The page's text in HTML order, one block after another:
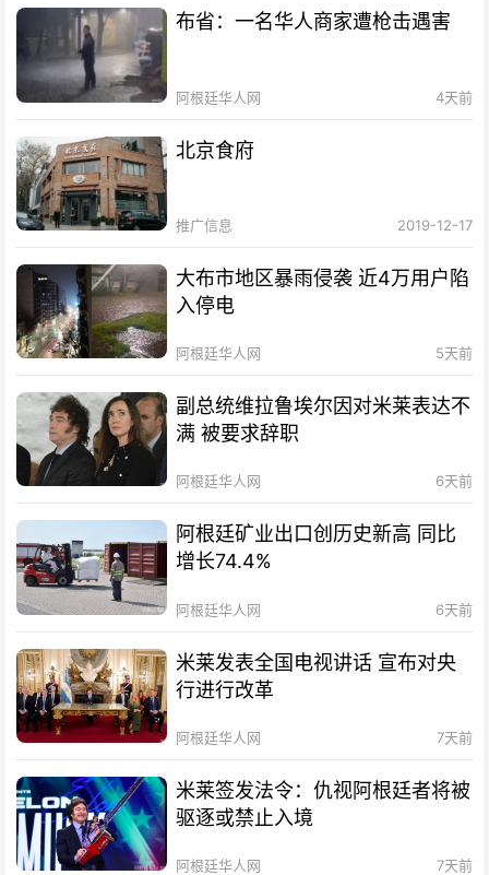
布省：一名华人商家遭枪击遇害
阿根廷华人网 4天前
北京食府
推广信息 2019-12-17
大布市地区暴雨侵袭 近4万用户陷
入停电
阿根廷华人网 5天前
副总统维拉鲁埃尔因对米莱表达不
满 被要求辞职
阿根廷华人网 6天前
阿根廷矿业出口创历史新高 同比
增长74.4%
阿根廷华人网 6天前
米莱发表全国电视讲话 宣布对央
行进行改革
阿根廷华人网 7天前
米莱签发法令：仇视阿根廷者将被
驱逐或禁止入境
阿根廷华人网 7天前